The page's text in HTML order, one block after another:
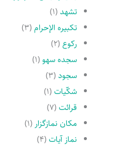
تشهد(۱)
تکبیره الإحرام(۳)
رکوع(۲)
سجده سهو(۱)
سجود(۳)
شکّیات(۱)
قرائت(۷)
مکان نمازگزار (۱)
نماز آیات(۴)